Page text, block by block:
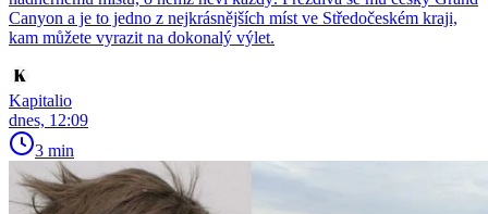
Canyon a je to jedno z nejkrásnějších míst ve Středočeském kraji,
kam můžete vyrazit na dokonalý výlet.
Kapitalio
dnes, 12:09
3 min